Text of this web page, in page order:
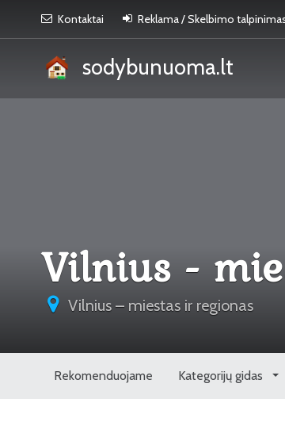
Kontaktai Reklama / Skelbimo
sodybunuoma.lt
Vilnius -
Vilnius – miestas ir regionas
Rekomenduojame Kategorijų gidas